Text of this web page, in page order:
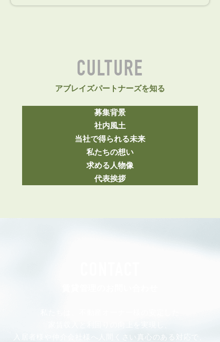
CULTURE
アブレイズパートナーズを知る
募集背景
社内風土
当社で得られる未来
私たちの想い
求める人物像
代表挨拶
入居者様や仲介会社様へ人間くさい真心のある対応で、